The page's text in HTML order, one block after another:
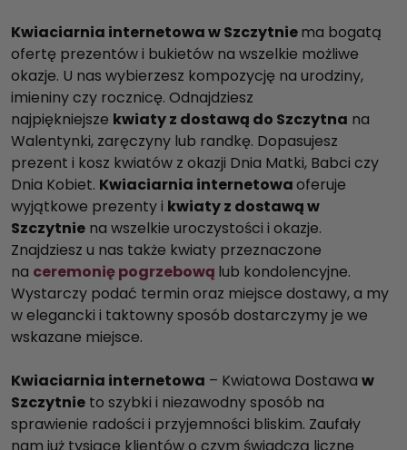
Kwiaciarnia internetowa w Szczytniema bogatą
ofertę prezentów i bukietów na wszelkie możliwe
okazje. U nas wybierzesz kompozycję na urodziny,
imieniny czy rocznicę. Odnajdziesz
najpiękniejsze kwiaty z dostawą do Szczytna na
Walentynki, zaręczyny lub randkę. Dopasujesz
prezent i kosz kwiatów z okazji Dnia Matki, Babci czy
Dnia Kobiet. Kwiaciarnia internetowaoferuje
wyjątkowe prezenty i kwiaty z dostawą w
Szczytnie na wszelkie uroczystości i okazje.
Znajdziesz u nas także kwiaty przeznaczone
na ceremonię pogrzebową lub kondolencyjne.
Wystarczy podać termin oraz miejsce dostawy, a my
w elegancki i taktowny sposób dostarczymy je we
wskazane miejsce.
Kwiaciarnia internetowa – Kwiatowa Dostawa w
Szczytnie to szybki i niezawodny sposób na
sprawienie radości i przyjemności bliskim. Zaufały
nam już tysiące klientów o czym świadczą liczne